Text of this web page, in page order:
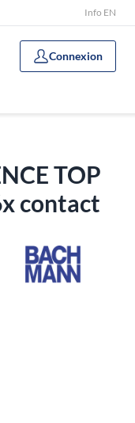
Info EN
Connexion
TOP
contact